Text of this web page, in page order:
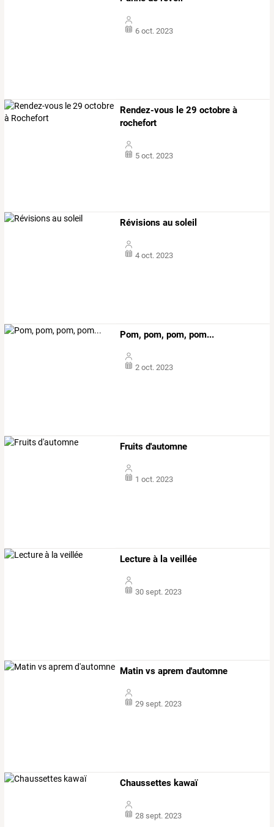
6 oct. 2023
Rendez-vous le 29 octobre à
rochefort
5 oct. 2023
Révisions au soleil
4 oct. 2023
Pom, pom, pom, pom...
2 oct. 2023
Fruits d'automne
1 oct. 2023
Lecture à la veillée
30 sept. 2023
Matin vs aprem d'automne
29 sept. 2023
Chaussettes kawaï
28 sept. 2023